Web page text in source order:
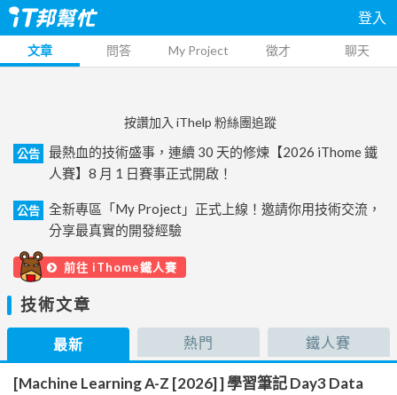
登入
文章 問答 My Project 徵才 聊天
按讚加入 iThelp 粉絲團追蹤
公告
最熱血的技術盛事，連續 30 天的修煉【2026 iThome 鐵
人賽】8 月 1 日賽事正式開啟！
公告
全新專區「My Project」正式上線！邀請你用技術交流，
分享最真實的開發經驗
前往 iThome鐵人賽
技術文章
最新 熱門 鐵人賽
[Machine Learning A-Z [2026] ] 學習筆記 Day3 Data